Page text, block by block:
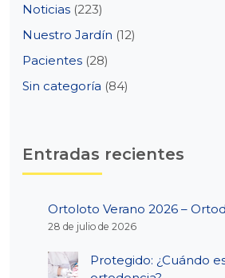
Noticias (223)
Nuestro Jardín (12)
Pacientes (28)
Sin categoría (84)
Entradas recientes
Ortoloto Verano 2026 –
28 de julio de 2026
Protegido: ¿Cuándo